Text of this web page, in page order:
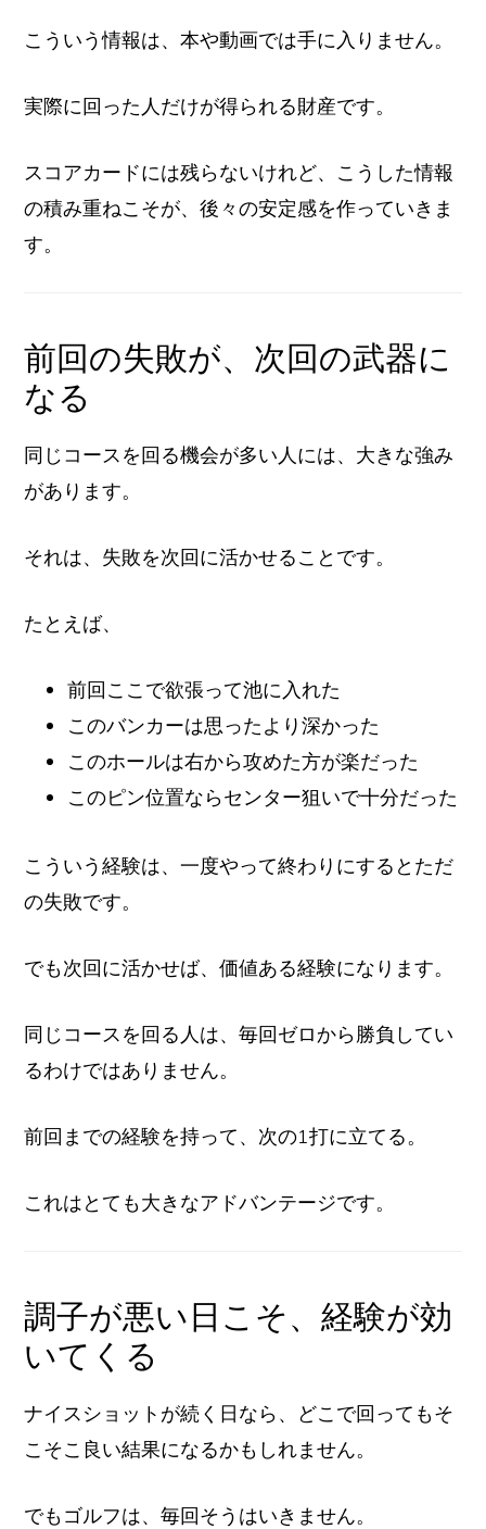
こういう情報は、本や動画では手に入りません。
実際に回った人だけが得られる財産です。
スコアカードには残らないけれど、こうした情報
の積み重ねこそが、後々の安定感を作っていきま
す。
前回の失敗が、次回の武器に
なる
同じコースを回る機会が多い人には、大きな強み
があります。
それは、失敗を次回に活かせることです。
たとえば、
前回ここで欲張って池に入れた
このバンカーは思ったより深かった
このホールは右から攻めた方が楽だった
このピン位置ならセンター狙いで十分だった
こういう経験は、一度やって終わりにするとただ
の失敗です。
でも次回に活かせば、価値ある経験になります。
同じコースを回る人は、毎回ゼロから勝負してい
るわけではありません。
前回までの経験を持って、次の1打に立てる。
これはとても大きなアドバンテージです。
調子が悪い日こそ、経験が効
いてくる
ナイスショットが続く日なら、どこで回ってもそ
こそこ良い結果になるかもしれません。
でもゴルフは、毎回そうはいきません。